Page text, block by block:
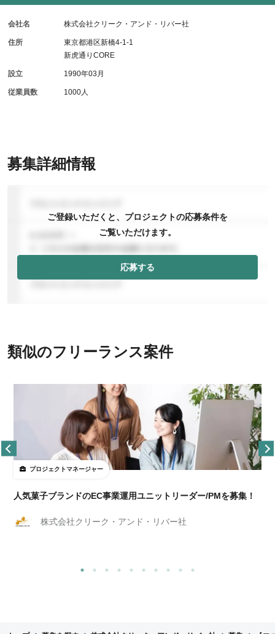
募集詳細情報
ご登録いただくと、プロジェクトの応募条件を
ご覧いただけます。
応募する
会社名 株式会社クリーク・アンド・リバー社
住所
東京都港区新橋4-1-1
新虎通りCORE
設立 1990年03月
従業員数 1000人
類似のフリーランス案件
プロジェクトマネージャー
人気菓子ブランドのEC事業運用ユニットリーダー/PMを募集！
株式会社クリーク・アンド・リバー社